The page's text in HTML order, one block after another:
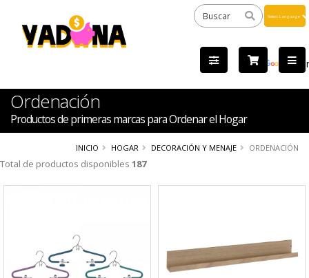
by
Ordenación
Productos de primeras marcas para Ordenar el Hogar
INICIO HOGAR DECORACIÓN Y MENAJE ORDENACIÓN
Total de productos disponibles 187